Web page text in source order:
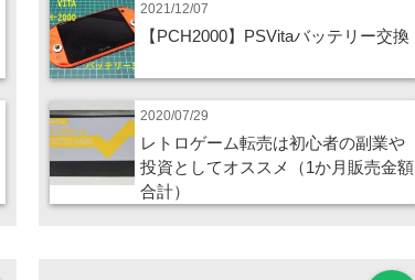
2021/12/07
【PCH2000】PSVitaバッテリー交換
2020/07/29
レトロゲーム転売は初心者の副業や
投資としてオススメ（1か月販売金額
合計）